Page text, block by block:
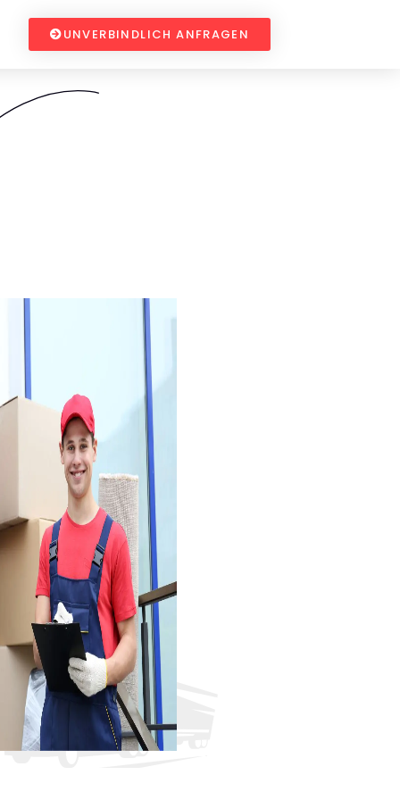
UNVERBINDLICH ANFRAGEN